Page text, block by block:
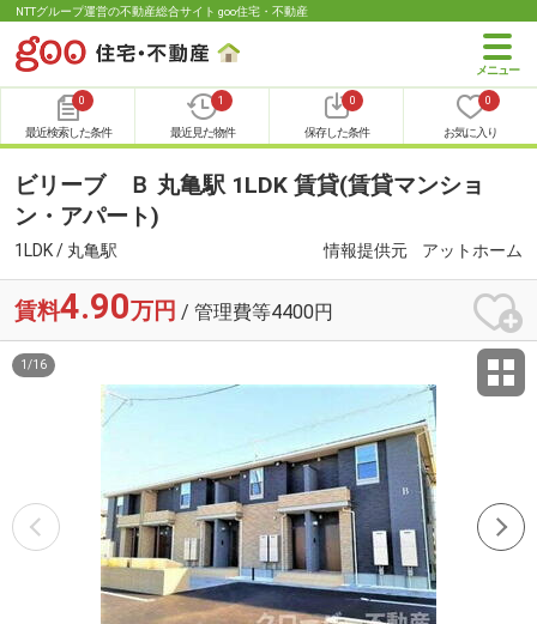
NTTグループ運営の不動産総合サイト goo住宅・不動産
0
最近検索した条件
1
最近見た物件
0
保存した条件
0
お気に入り
ビリーブ Ｂ 丸亀駅 1LDK 賃貸(賃貸マンショ
ン・アパート)
1LDK / 丸亀駅 情報提供元 アットホーム
賃料4.90万円 / 管理費等4400円
1 /16